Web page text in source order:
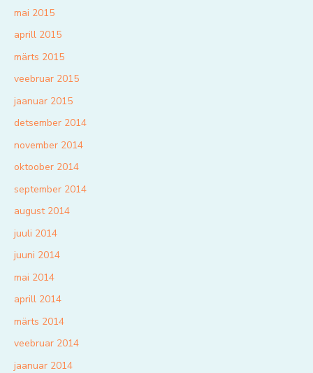
mai 2015
aprill 2015
märts 2015
veebruar 2015
jaanuar 2015
detsember 2014
november 2014
oktoober 2014
september 2014
august 2014
juuli 2014
juuni 2014
mai 2014
aprill 2014
märts 2014
veebruar 2014
jaanuar 2014